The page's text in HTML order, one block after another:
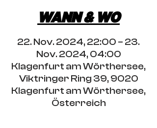
WANN & WO
22. Nov. 2024, 22:00 – 23.
Nov. 2024, 04:00
Klagenfurt am Wörthersee,
Viktringer Ring 39, 9020
Klagenfurt am Wörthersee,
Österreich